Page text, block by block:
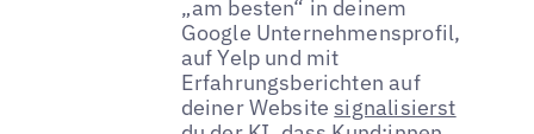
„am besten“ in deinem
Google Unternehmensprofil,
auf Yelp und mit
Erfahrungsberichten auf
deiner Website signalisierst